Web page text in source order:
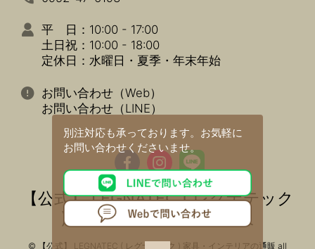
別注対応も承っております。 お気軽に
お問い合わせくださいませ。
平 日：10:00 - 17:00
土日祝：10:00 - 18:00
定休日：水曜日・夏季・年末年始
お問い合わせ（Web）
お問い合わせ（LINE）
【公式】 LEGNATEC ( レグナテック
) 家具・インテリアの通販
© 【公式】 LEGNATEC ( レグナテック ) 家具・インテリアの通販 all